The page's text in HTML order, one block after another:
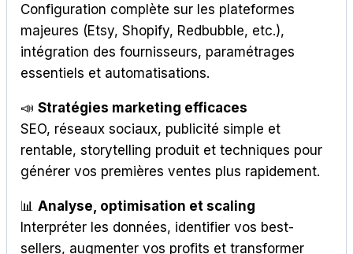
Configuration complète sur les plateformes
majeures (Etsy, Shopify, Redbubble, etc.),
intégration des fournisseurs, paramétrages
essentiels et automatisations.
📣 Stratégies marketing efficaces
SEO, réseaux sociaux, publicité simple et
rentable, storytelling produit et techniques pour
générer vos premières ventes plus rapidement.
📊 Analyse, optimisation et scaling
Interpréter les données, identifier vos best-
sellers, augmenter vos profits et transformer